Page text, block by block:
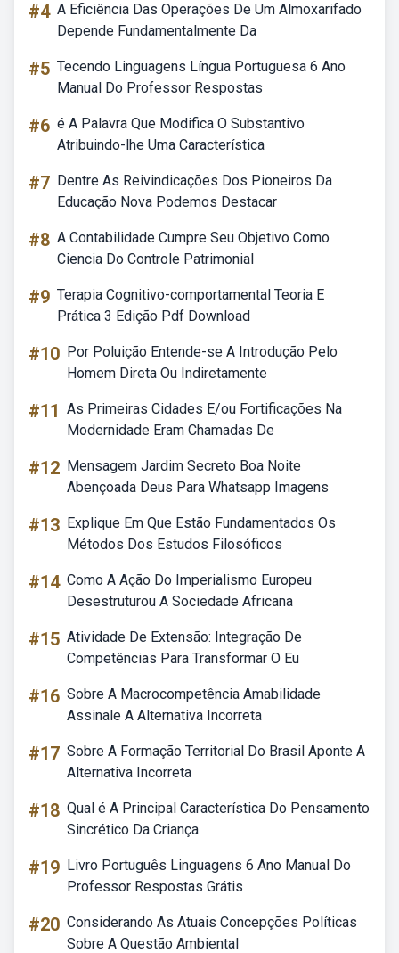
#4 A Eficiência Das Operações De Um Almoxarifado
Depende Fundamentalmente Da
#5 Tecendo Linguagens Língua Portuguesa 6 Ano
Manual Do Professor Respostas
#6 é A Palavra Que Modifica O Substantivo
Atribuindo-lhe Uma Característica
#7 Dentre As Reivindicações Dos Pioneiros Da
Educação Nova Podemos Destacar
#8 A Contabilidade Cumpre Seu Objetivo Como
Ciencia Do Controle Patrimonial
#9 Terapia Cognitivo-comportamental Teoria E
Prática 3 Edição Pdf Download
#10 Por Poluição Entende-se A Introdução Pelo
Homem Direta Ou Indiretamente
#11 As Primeiras Cidades E/ou Fortificações Na
Modernidade Eram Chamadas De
#12 Mensagem Jardim Secreto Boa Noite
Abençoada Deus Para Whatsapp Imagens
#13 Explique Em Que Estão Fundamentados Os
Métodos Dos Estudos Filosóficos
#14 Como A Ação Do Imperialismo Europeu
Desestruturou A Sociedade Africana
#15 Atividade De Extensão: Integração De
Competências Para Transformar O Eu
#16 Sobre A Macrocompetência Amabilidade
Assinale A Alternativa Incorreta
#17 Sobre A Formação Territorial Do Brasil Aponte A
Alternativa Incorreta
#18 Qual é A Principal Característica Do Pensamento
Sincrético Da Criança
#19 Livro Português Linguagens 6 Ano Manual Do
Professor Respostas Grátis
#20 Considerando As Atuais Concepções Políticas
Sobre A Questão Ambiental